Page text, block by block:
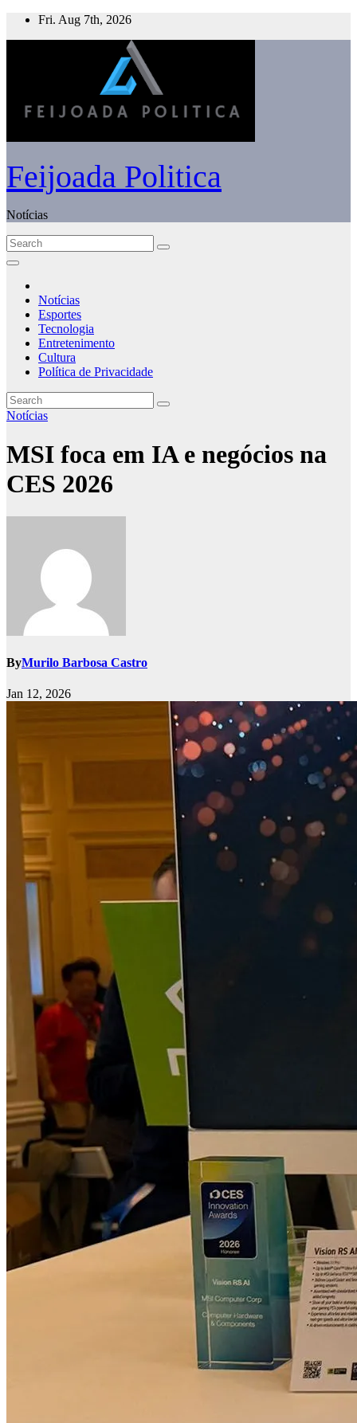
Skip
Fri. Aug 7th, 2026
Feijoada Politica
Notícias
Notícias
Esportes
Tecnologia
Entretenimento
Cultura
Política de Privacidade
Notícias
MSI foca em IA e negócios na
CES 2026
ByMurilo Barbosa Castro
Jan 12, 2026